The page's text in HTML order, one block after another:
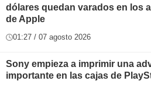
dólares quedan varados en los
de Apple
01:27 / 07 agosto 2026
Sony empieza a imprimir una
importante en las cajas de